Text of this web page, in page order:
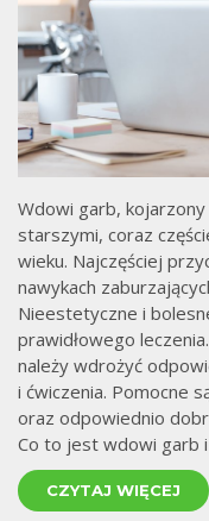
Wdowi garb,
starszymi, coraz
wieku. Najczęściej
nawykach
Nieestetyczne i
prawidłowego
należy wdrożyć
i ćwiczenia. Pomocne
oraz odpowiednio
Co to jest wdowi garb
CZYTAJ WIĘCEJ